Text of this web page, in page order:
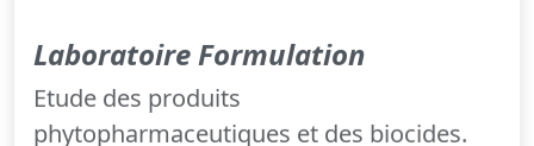
Laboratoire Formulation
Etude des produits
phytopharmaceutiques et des biocides.